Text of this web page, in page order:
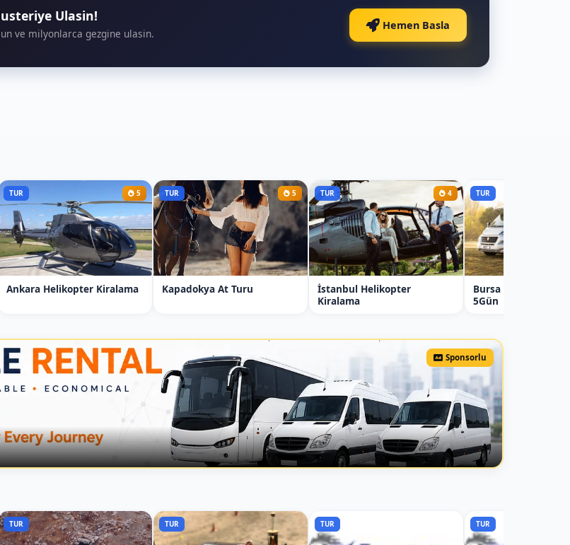
Ulasin!
ve milyonlarca gezgine ulasin.
Hemen Basla
TUR 5
Ankara Helikopter Kiralama
TUR 5
Kapadokya At Turu
TUR 4
İstanbul Helikopter
Kiralama
TUR
Bursa Karavan
5Gün
Sponsorlu
TUR TUR TUR TUR